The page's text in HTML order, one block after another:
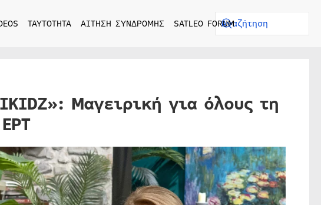
ΤΑΥΤΟΤΗΤΑ ΑΙΤΗΣΗ ΣΥΝΔΡΟΜΗΣ SATLEO FORUM
Μαγειρική για όλους τη